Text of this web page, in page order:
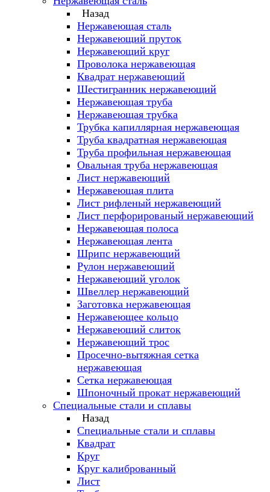
Назад
Нержавеющая сталь
Нержавеющий пруток
Нержавеющий круг
Проволока нержавеющая
Квадрат нержавеющий
Шестигранник нержавеющий
Нержавеющая труба
Нержавеющая трубка
Трубка капиллярная нержавеющая
Труба квадратная нержавеющая
Труба профильная нержавеющая
Овальная труба нержавеющая
Лист нержавеющий
Нержавеющая плита
Лист рифленый нержавеющий
Лист перфорированый нержавеющий
Нержавеющая полоса
Нержавеющая лента
Шрипс нержавеющий
Рулон нержавеющий
Нержавеющий уголок
Швеллер нержавеющий
Заготовка нержавеющая
Нержавеющее кольцо
Нержавеющий слиток
Нержавеющий трос
Просечно-вытяжная сетка
нержавеющая
Сетка нержавеющая
Шпоночный прокат нержавеющий
Специальные стали и сплавы
Назад
Специальные стали и сплавы
Квадрат
Круг
Круг калиброванный
Лист